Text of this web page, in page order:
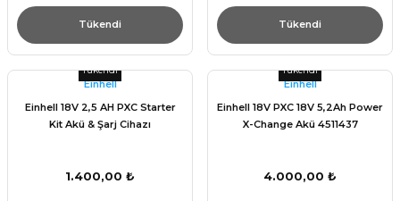
Tükendi Tükendi
Tükendi
Einhell
Einhell 18V 2,5 AH PXC Starter
Kit Akü & Şarj Cihazı
1.400,00 ₺
Tükendi
Einhell
Einhell 18V PXC 18V 5,2Ah Power
X-Change Akü 4511437
4.000,00 ₺